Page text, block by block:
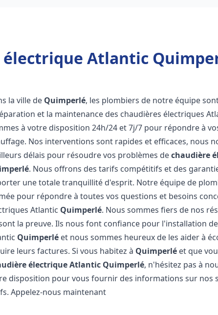
électrique Atlantic
la ville de Quimperlé, les plombiers de notre équipe
et la maintenance des chaudières électriques
à votre disposition 24h/24 et 7j/7 pour répondre à
Nos interventions sont rapides et efficaces, nous
délais pour résoudre vos problèmes dechaudière
. Nous offrons des tarifs compétitifs et des
une totale tranquillité d'esprit. Notre équipe de
pour répondre à toutes vos questions et besoins
Atlantic Quimperlé. Nous sommes fiers de nos
la preuve. Ils nous font confiance pour l'installation
Quimperlé et nous sommes heureux de les aider à
leurs factures. Si vous habitez à Quimperlé et que
électrique Atlantic Quimperlé, n'hésitez pas à
disposition pour vous fournir des informations sur nos
Appelez-nous maintenant